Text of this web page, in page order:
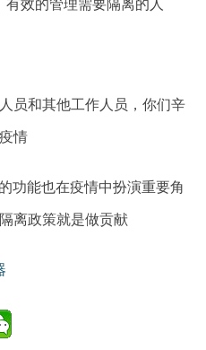
效的管理需要隔离的人
员和其他工作人员，你们辛
情
功能也在疫情中扮演重要角
离政策就是做贡献